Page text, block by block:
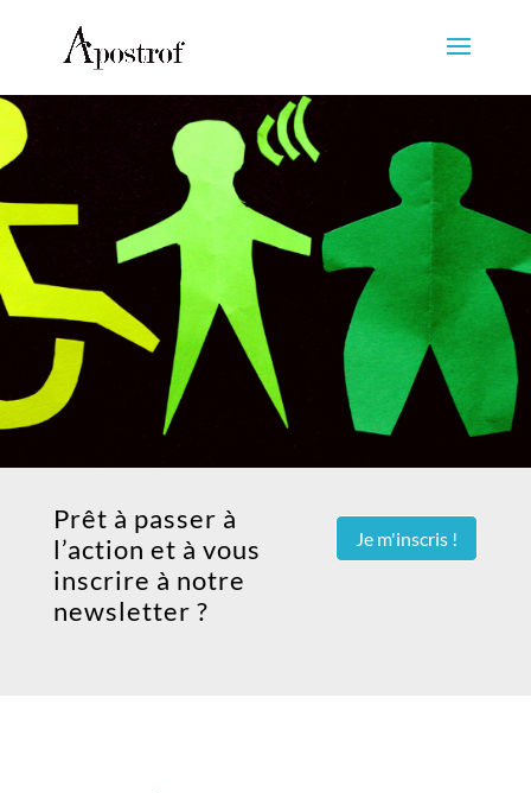
Prêt à passer à
l’action et à vous
inscrire à notre
newsletter ?
Je m'inscris !